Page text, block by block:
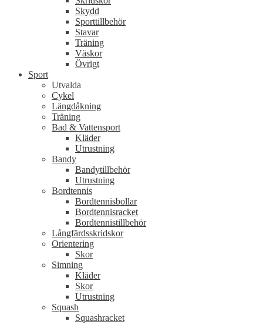
Skydd
Sporttillbehör
Stavar
Träning
Väskor
Övrigt
Sport
Utvalda
Cykel
Längdåkning
Träning
Bad & Vattensport
Kläder
Utrustning
Bandy
Bandytillbehör
Utrustning
Bordtennis
Bordtennisbollar
Bordtennisracket
Bordtennistillbehör
Långfärdsskridskor
Orientering
Skor
Simning
Kläder
Skor
Utrustning
Squash
Squashracket